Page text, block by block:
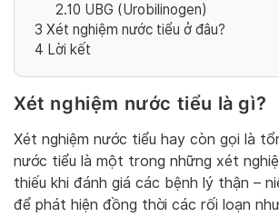
2.10 UBG (Urobilinogen)
3 Xét nghiệm nước tiểu ở đâu?
4 Lời kết
Xét nghiệm nước tiểu là gì?
Xét nghiệm nước tiểu hay còn gọi là
nước tiểu là một trong những xét
thiếu khi đánh giá các bệnh lý thận –
để phát hiện đồng thời các rối loạn